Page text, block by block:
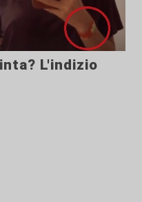
L'indizio